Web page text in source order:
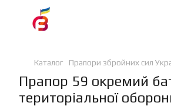
Каталог Прапори збройних сил
Прапор 59 окремий
територіальної